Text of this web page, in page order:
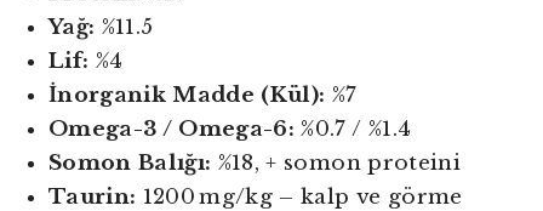
Yağ: %11.5
Lif: %4
İnorganik Madde (Kül): %7
Omega-3 / Omega-6: %0.7 / %1.4
Somon Balığı: %18, + somon proteini
Taurin: 1200 mg/kg – kalp ve görme